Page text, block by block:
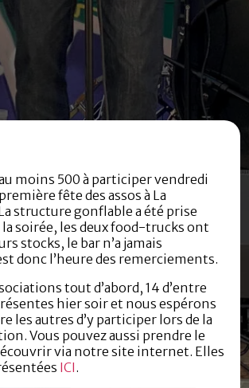
moins 500 à participer vendredi
fête des assos à La
structure gonflable a été prise
la soirée, les deux food-trucks ont
stocks, le bar n’a jamais
donc l’heure des remerciements.
tout d’abord, 14 d’entre
hier soir et nous espérons
les autres d’y participer lors de la
Vous pouvez aussi prendre le
via notre site internet. Elles
ICI.